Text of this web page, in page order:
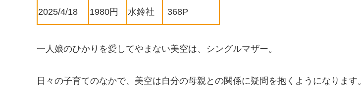
2025/4/18 1980円 水鈴社 368P
一人娘のひかりを愛してやまない美空は、シングルマザー。
日々の子育てのなかで、美空は自分の母親との関係に疑問を抱くようになります。